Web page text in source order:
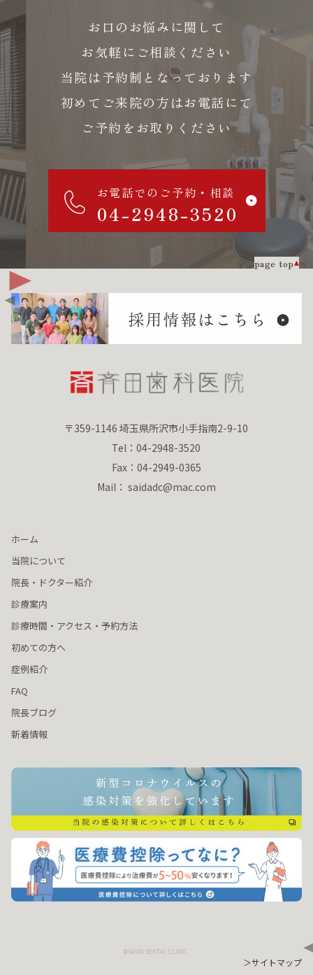
お口のお悩みに関して
お気軽にご相談ください
当院は予約制となっております
初めてご来院の方はお電話にて
ご予約をお取りください
お電話でのご予約・相談
04-2948-3520
page top
〒359-1146 埼玉県所沢市小手指南2-9-10
Tel：04-2948-3520
Fax：04-2949-0365
Mail： saidadc@mac.com
＞サイトマップ
©SAIDA DENTAL CLINIC.
ホーム
当院について
院長・ドクター紹介
診療案内
診療時間・アクセス・予約方法
初めての方へ
症例紹介
FAQ
院長ブログ
新着情報